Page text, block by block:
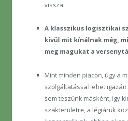
vissza.
A klasszikus logisztikai
kívül mit kínálnak még,
meg magukat a
Mint minden piacon, úgy a
szolgáltatással lehet
sem teszünk másként, így
szakterületre, a légiáruk